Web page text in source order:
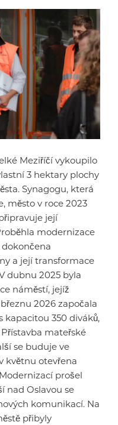
Meziříčí vykoupilo
3 hektary plochy
Synagogu, která
město v roce 2023
její
modernizace
a její transformace
dubnu 2025 byla
náměstí, jejíž
2026 započala
kapacitou 350 diváků,
mateřské
se buduje ve
květnu otevřena
prošel
nad Oslavou se
komunikací. Na
přibyly